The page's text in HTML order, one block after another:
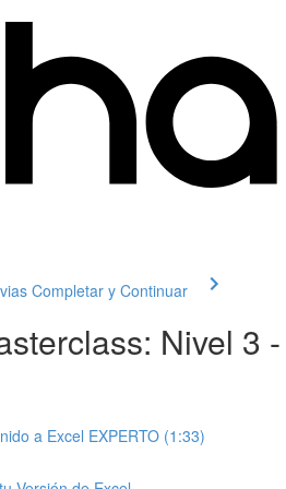
Completar y Continuar
Nivel 3
a Excel EXPERTO (1:33)